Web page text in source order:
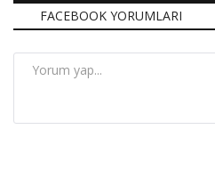
FACEBOOK YORUMLARI